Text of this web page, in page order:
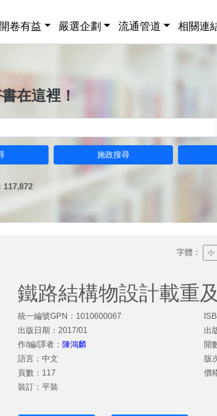
卷有益 嚴選企劃 流通管道 相關連
在這裡！
施政搜尋
117,872
字體： 小
鐵路結構物設計載重
統一編號GPN：1010600067
出版日期：2017/01
作/編/譯者： 陳鴻麟
語言：中文
頁數：117
裝訂：平裝
出
開
版
價